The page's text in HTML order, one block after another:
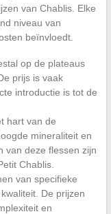
van Chablis. Elke
niveau van
beïnvloedt.
op de plateaus
prijs is vaak
introductie is tot de
hart van de
mineraliteit en
van deze flessen zijn
Chablis.
van specifieke
De prijzen
en